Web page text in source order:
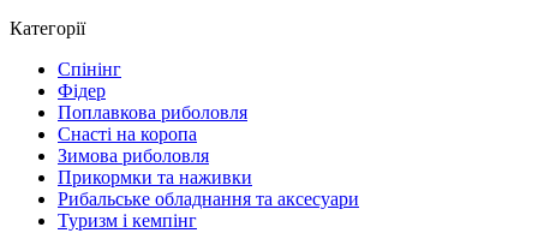
Категорії
Спінінг
Фідер
Поплавкова риболовля
Снасті на коропа
Зимова риболовля
Прикормки та наживки
Рибальське обладнання та аксесуари
Туризм і кемпінг